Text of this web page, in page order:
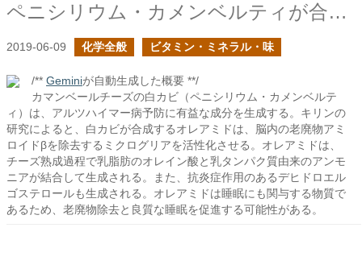
ペニシリウム・カメンベルティが合成するもの
2019-06-09 化学全般 ビタミン・ミネラル・味
/** Geminiが自動生成した概要 **/
カマンベールチーズの白カビ（ペニシリウム・カメンベルテ
ィ）は、アルツハイマー病予防に有益な成分を生成する。キリンの
研究によると、白カビが合成するオレアミドは、脳内の老廃物アミ
ロイドβを除去するミクログリアを活性化させる。オレアミドは、
チーズ熟成過程で乳脂肪のオレイン酸と乳タンパク質由来のアンモ
ニアが結合して生成される。また、抗炎症作用のあるデヒドロエル
ゴステロールも生成される。オレアミドは睡眠にも関与する物質で
あるため、老廃物除去と良質な睡眠を促進する可能性がある。